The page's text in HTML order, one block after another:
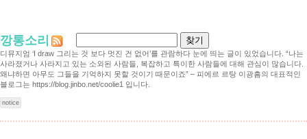
깡통소리
디뮤지엄 ‘I draw 그리는 것 보다 멋진 건 없어’를 관람하다 눈에 띄는 글이 있었습니다. “나는
사라졌거나 사라지고 있는 소외된 사람들, 복잡하고 특이한 사람들에 대해 관심이 많습니다.
왜냐하면 아무도 그들을 기억하지 못할 것이기 때문이죠” – 피에르 르탕 이광흠의 대표적인
블로그는 https://blog.jinbo.net/coolie1 입니다.
notice